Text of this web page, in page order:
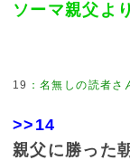
ソーマ親父よ
19 ：名無しの読者さ
>>14
親父に勝った